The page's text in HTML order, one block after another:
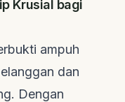
Krusial bagi
ampuh
dan
Dengan